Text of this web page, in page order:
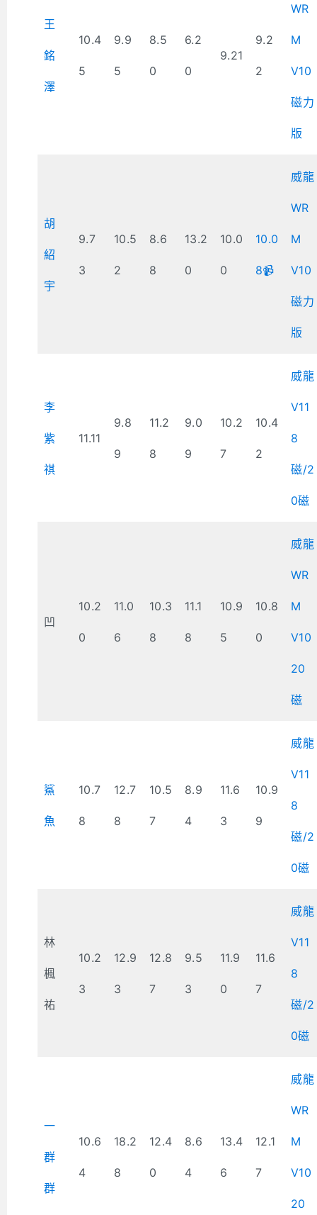
王
銘
澤
10.4
5
9.9
5
8.5
0
6.2
0
9.21
9.2
2
WR
M
V10
磁力
版
胡
紹
宇
9.7
3
10.5
2
8.6
8
13.2
0
10.0
0
10.0
8📹
威龍
WR
M
V10
磁力
版
李
紫
祺
11.11
9.8
9
11.2
8
9.0
9
10.2
7
10.4
2
威龍
V11
8
磁/2
0磁
凹
10.2
0
11.0
6
10.3
8
11.1
8
10.9
5
10.8
0
威龍
WR
M
V10
20
磁
鯊
魚
10.7
8
12.7
8
10.5
7
8.9
4
11.6
3
10.9
9
威龍
V11
8
磁/2
0磁
林
楓
祐
10.2
3
12.9
3
12.8
7
9.5
3
11.9
0
11.6
7
威龍
V11
8
磁/2
0磁
一
群
群
10.6
4
18.2
8
12.4
0
8.6
4
13.4
6
12.1
7
威龍
WR
M
V10
20